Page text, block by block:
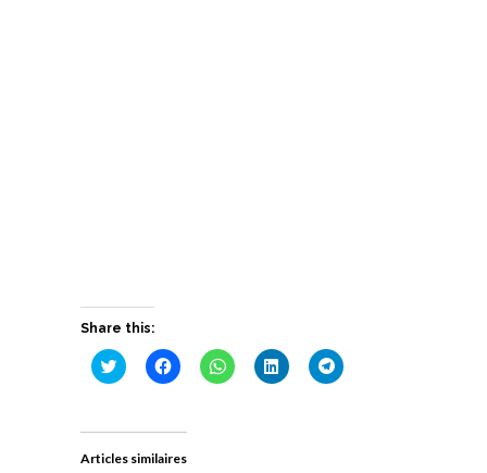
Share this:
Cliquez
pour
dans
nouvelle
Cliquez
pour
dans
nouvelle
Cliquez
pour
Cliquez
pour
Cliquez
pour
Articles similaires